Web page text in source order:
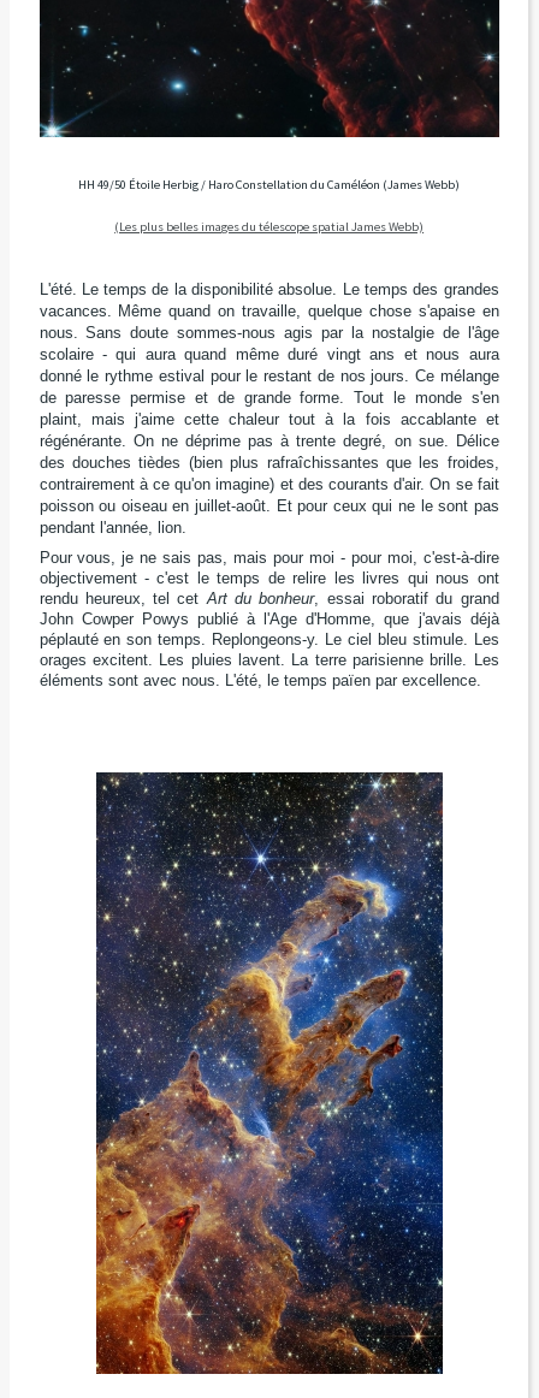
HH 49/50 Étoile Herbig / Haro Constellation du Caméléon (James Webb)
(Les plus belles images du télescope spatial James Webb)
L'été. Le temps de la disponibilité absolue. Le temps des grandes
vacances. Même quand on travaille, quelque chose s'apaise en
nous. Sans doute sommes-nous agis par la nostalgie de l'âge
scolaire - qui aura quand même duré vingt ans et nous aura
donné le rythme estival pour le restant de nos jours. Ce mélange
de paresse permise et de grande forme. Tout le monde s'en
plaint, mais j'aime cette chaleur tout à la fois accablante et
régénérante. On ne déprime pas à trente degré, on sue. Délice
des douches tièdes (bien plus rafraîchissantes que les froides,
contrairement à ce qu'on imagine) et des courants d'air. On se fait
poisson ou oiseau en juillet-août. Et pour ceux qui ne le sont pas
pendant l'année, lion.
Pour vous, je ne sais pas, mais pour moi - pour moi, c'est-à-dire
objectivement - c'est le temps de relire les livres qui nous ont
rendu heureux, tel cet Art du bonheur, essai roboratif du grand
John Cowper Powys publié à l'Age d'Homme, que j'avais déjà
péplauté en son temps. Replongeons-y. Le ciel bleu stimule. Les
orages excitent. Les pluies lavent. La terre parisienne brille. Les
éléments sont avec nous. L'été, le temps païen par excellence.